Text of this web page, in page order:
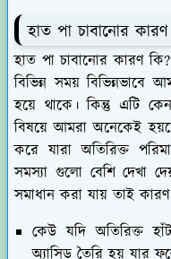
হাত পা চাবানোর কারণ
হাত পা চাবানোর কারণ
বিভিন্ন সময় বিভিন্নভাবে
হয়ে থাকে। কিন্তু এটি
বিষয়ে আমরা অনেকেই
করে যারা অতিরিক্ত
সমস্যা গুলো বেশি দেখা
সমাধান করা যায় তাই
কেউ যদি অতিরিক্ত
অ্যাসিড তৈরি হয় যার